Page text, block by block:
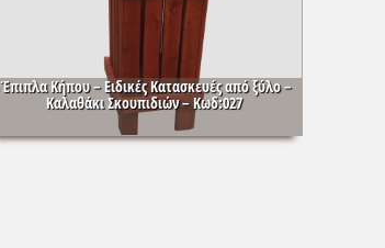
Έπιπλα Κήπου – Ειδικές Κατασκευές από ξύλο –
Καλαθάκι Σκουπιδιών – Κωδ:027